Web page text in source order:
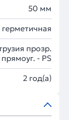
50 мм
герметичная
прозр.
прямоуг. - PS
2 год(а)